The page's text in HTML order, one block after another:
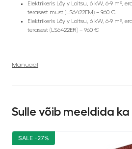
Elektrikeris Löyly Loitsu, 6 kW, 6-9 m³,
terasest must (LS6422EM) – 960 €
Elektrikeris Löyly Loitsu, 6 kW, 6-9 m³,
terasest (LS6422ER) – 960 €
Manuaal
Sulle võib meeldida ka
SALE -27%